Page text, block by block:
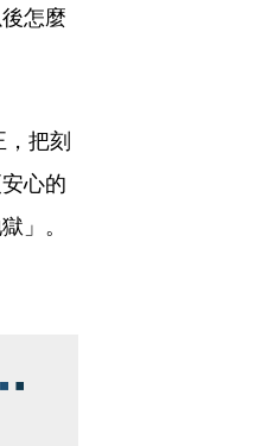
怎麼
把刻
心的
」。